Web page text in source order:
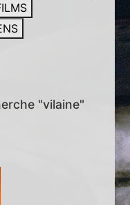
"vilaine"